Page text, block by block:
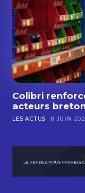
Colibri
acteurs
LES ACTUS 8 JUIN